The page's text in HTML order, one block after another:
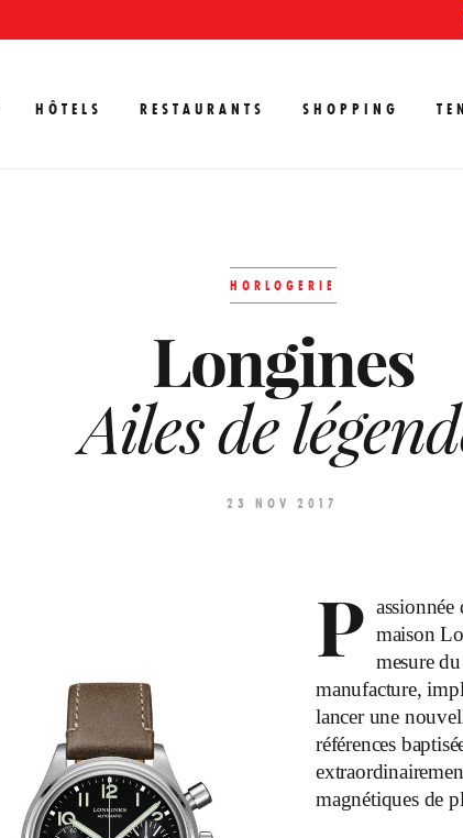
HÔTELS RESTAURANTS SHOPPING
HORLOGERIE
Longines
Ailes de
23 NOV 2017
P maison
mesure
manufacture,
lancer une
références
magnétiques de